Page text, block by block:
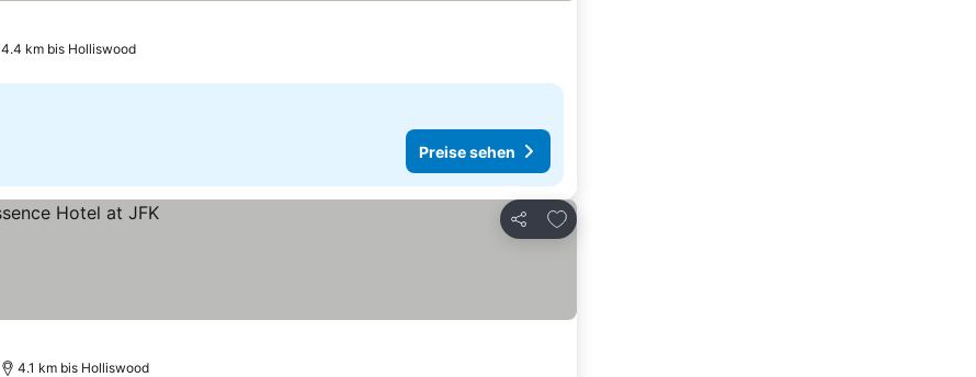
4.4 km bis Holliswood
Preise sehen
Teilen
Zu Favoriten hinzufügen
4.1 km bis Holliswood